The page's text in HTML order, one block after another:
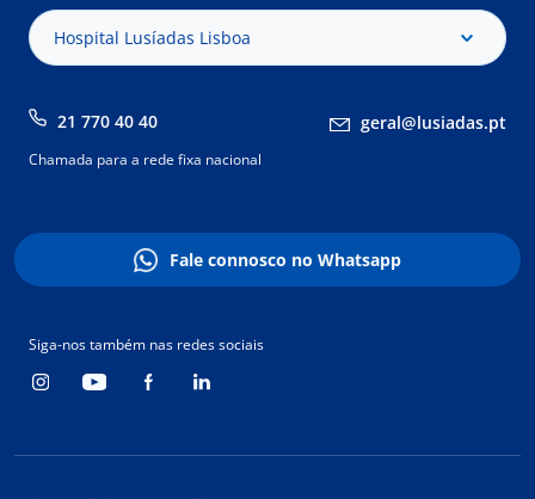
Hospital Lusíadas Lisboa
21 770 40 40 geral@lusiadas.pt
Chamada para a rede fixa nacional
Fale connosco no Whatsapp
Siga-nos também nas redes sociais